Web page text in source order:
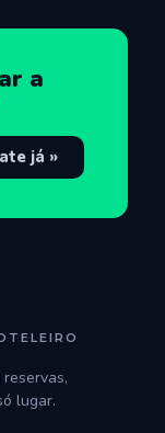
a
já »
lugar.